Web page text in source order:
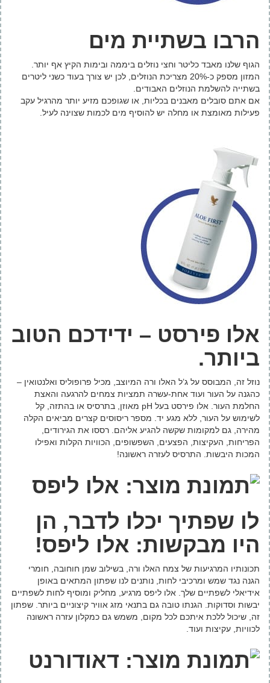
הרבו בשתיית מים
הגוף שלנו מאבד כליטר וחצי נוזלים ביממה ובימות הקיץ אף יותר.
המזון מספק כ-20% מצריכת הנוזלים, לכן יש צורך בעוד כשני ליטרים
בשתייה להשלמת הנוזלים האבודים.
אם אתם סובלים מאבנים בכליות, או שגופכם מזיע יותר מהרגיל עקב
פעילות מאומצת או מחלה יש להוסיף מים לכמות שצוינה לעיל.
אלו פירסט – ידידכם הטוב
ביותר.
נוזל זה, המבוסס על ג’ל האלו ורה המיוצב, מכיל פרופוליס ואלנטואין –
כהגנה על העור ועוד אחת-עשרה תמציות צמחים להרגעה והאצת
החלמת העור. אלו פירסט בעל pH מאוזן, בתרסיס או בהתזה, קל
לשימוש על העור, ללא מגע יד. מספר ריסוסים קצרים מביאים הקלה
מהירה, גם למקומות שקשה להגיע אליהם. רססו את הגירודים,
הפריחות, העקיצות, הפצעים, השפשופים, הכוויות הקלות ואפילו
המכות היבשות. התרסיס לעזרה ראשונה!
לו שפתיך יכלו לדבר, הן
היו מבקשות: אלו ליפס!
תכונותיו המרגיעות של צמח האלו ורה, בשילוב שמן חוחובה, חומרי
הגנה נגד שמש ומרכיבי לחות, נותנים לנו שפתון המתאים באופן
אידיאלי לשפתיים שלך. אלו ליפס מרגיע, מחליק ומוסיף לחות לשפתיים
יבשות וסדוקות. הגנתו טובה גם בתנאי מזג אוויר קיצוניים ביותר. שפתון
זה, שיכול ללכת איתכם לכל מקום, משמש גם כמקלון עזרה ראשונה
לכוויות, עקיצות ועוד.